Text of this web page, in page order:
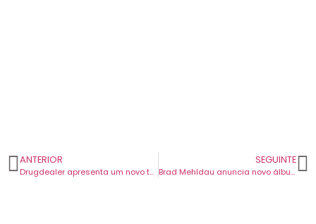
ANTERIOR
Drugdealer apresenta um novo tema e conta novamente com a colaboração de Weyes Blood.
SEGUINTE
Brad Mehldau anuncia novo álbum de covers de Elliott Smith com Daniel Rossen.